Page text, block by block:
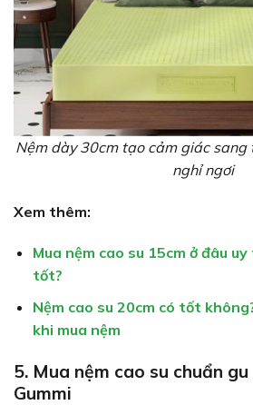
Nệm dày 30cm tạo cảm giác sang
nghỉ ngơi
Xem thêm:
Mua nệm cao su 15cm ở đâu
tốt?
Nệm cao su 20cm có tốt
khi mua nệm
5. Mua nệm cao su chuẩn
Gummi